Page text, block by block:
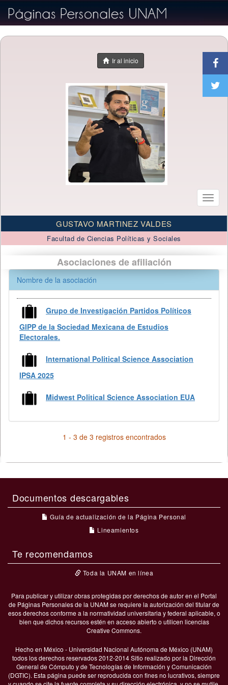
Ir al inicio
GUSTAVO MARTINEZ VALDES
Facultad de Ciencias Políticas y Sociales
Asociaciones de afiliación
Nombre de la asociación
Grupo de Investigación Partidos Políticos
GIPP de la Sociedad Mexicana de Estudios
Electorales.
International Political Science Association
IPSA 2025
Midwest Political Science Association EUA
1 - 3 de 3 registros encontrados
Documentos descargables
Guía de actualización de la Página Personal
Lineamientos
Te recomendamos
Toda la UNAM en línea
Para publicar y utilizar obras protegidas por derechos de autor en el Portal
de Páginas Personales de la UNAM se requiere la autorización del titular de
esos derechos conforme a la normatividad universitaria y federal aplicable, o
bien que dichos recursos estén en acceso abierto o utilicen licencias
Creative Commons.
Hecho en México - Universidad Nacional Autónoma de México (UNAM)
todos los derechos reservados 2012-2014 Sitio realizado por la Dirección
General de Cómputo y de Tecnologías de Información y Comunicación
(DGTIC). Esta página puede ser reproducida con fines no lucrativos, siempre